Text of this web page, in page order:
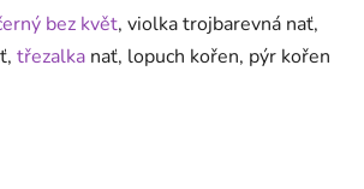
bez květ, violka trojbarevná nať,
třezalka nať, lopuch kořen, pýr kořen